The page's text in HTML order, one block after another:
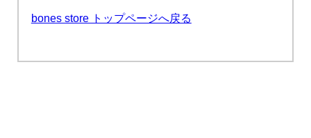
bones store トップページへ戻る